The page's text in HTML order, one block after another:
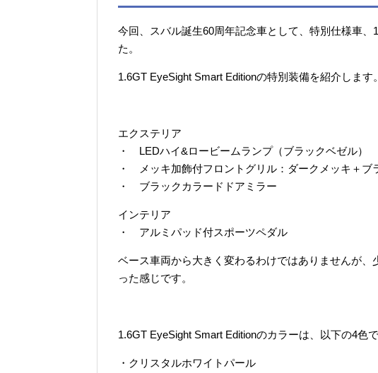
今回、スバル誕生60周年記念車として、特別仕様車、
た。
1.6GT EyeSight Smart Editionの特別装備を紹介します。
エクステリア
・ LEDハイ&ロービームランプ（ブラックベゼル）
・ メッキ加飾付フロントグリル：ダークメッキ＋ブ
・ ブラックカラードドアミラー
インテリア
・ アルミパッド付スポーツペダル
ベース車両から大きく変わるわけではありませんが
った感じです。
1.6GT EyeSight Smart Editionのカラーは、以下の4色で
・クリスタルホワイトパール